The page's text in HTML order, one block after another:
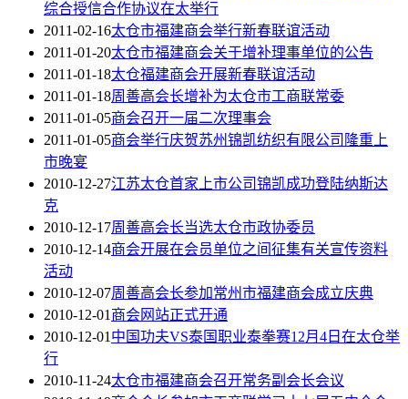
综合授信合作协议在太举行
2011-02-16太仓市福建商会举行新春联谊活动
2011-01-20太仓市福建商会关于增补理事单位的公告
2011-01-18太仓福建商会开展新春联谊活动
2011-01-18周善高会长增补为太仓市工商联常委
2011-01-05商会召开一届二次理事会
2011-01-05商会举行庆贺苏州锦凯纺织有限公司隆重上
市晚宴
2010-12-27江苏太仓首家上市公司锦凯成功登陆纳斯达
克
2010-12-17周善高会长当选太仓市政协委员
2010-12-14商会开展在会员单位之间征集有关宣传资料
活动
2010-12-07周善高会长参加常州市福建商会成立庆典
2010-12-01商会网站正式开通
2010-12-01中国功夫VS泰国职业泰拳赛12月4日在太仓举
行
2010-11-24太仓市福建商会召开常务副会长会议